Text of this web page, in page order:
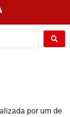
por um de